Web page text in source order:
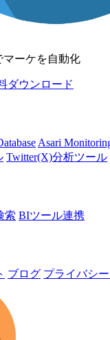
マーケを自動化
ダウンロード
Asari
Twitter(X)分析ツール
索 BIツール連携
ブログ プライバシ